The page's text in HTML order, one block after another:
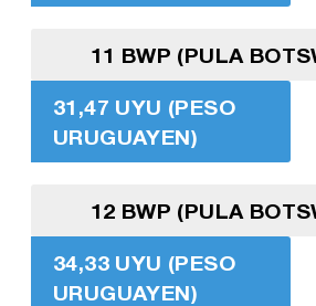
11 BWP (PULA
31,47 UYU (PESO
URUGUAYEN)
12 BWP (PULA
34,33 UYU (PESO
URUGUAYEN)